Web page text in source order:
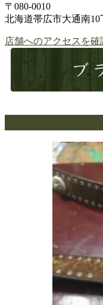
〒080-0010
北海道帯広市大通南10
店舗へのアクセスを確